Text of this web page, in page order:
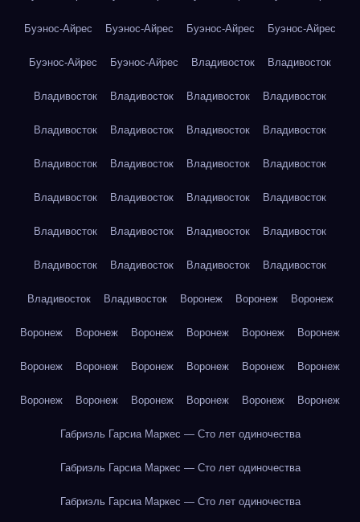
Буэнос-Айрес Буэнос-Айрес Буэнос-Айрес Буэнос-Айрес
Буэнос-Айрес Буэнос-Айрес Владивосток Владивосток
Владивосток Владивосток Владивосток Владивосток
Владивосток Владивосток Владивосток Владивосток
Владивосток Владивосток Владивосток Владивосток
Владивосток Владивосток Владивосток Владивосток
Владивосток Владивосток Владивосток Владивосток
Владивосток Владивосток Владивосток Владивосток
Владивосток Владивосток Воронеж Воронеж Воронеж
Воронеж Воронеж Воронеж Воронеж Воронеж Воронеж
Воронеж Воронеж Воронеж Воронеж Воронеж Воронеж
Воронеж Воронеж Воронеж Воронеж Воронеж Воронеж
Габриэль Гарсиа Маркес — Сто лет одиночества
Габриэль Гарсиа Маркес — Сто лет одиночества
Габриэль Гарсиа Маркес — Сто лет одиночества